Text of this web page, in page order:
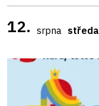
12. srpna středa